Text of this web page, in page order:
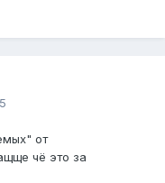
от
чё это за